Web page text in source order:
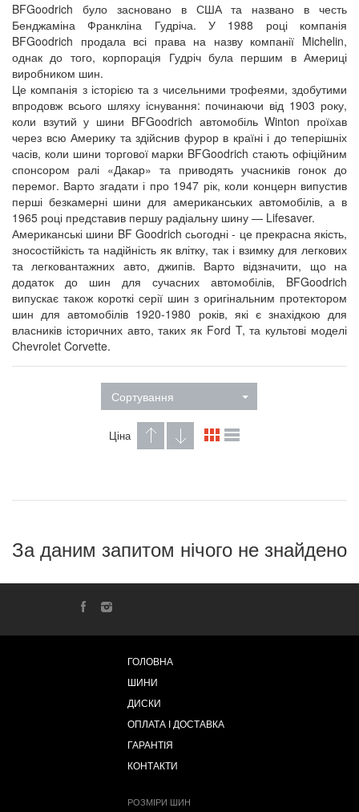
BFGoodrich було засновано в США та названо в честь
Бенджаміна Франкліна Гудріча. У 1988 році компанія
BFGoodrich продала всі права на назву компанії Michelin,
однак до того, корпорація Гудріч була першим в Америці
виробником шин.
Це компанія з історією та з чисельними трофеями, здобутими
впродовж всього шляху існування: починаючи від 1903 року,
коли взутий у шини BFGoodrich автомобіль Winton проїхав
через всю Америку та здійснив фурор в країні і до теперішніх
часів, коли шини торгової марки BFGoodrich стають офіційним
спонсором ралі «Дакар» та приводять учасників гонок до
перемог. Варто згадати і про 1947 рік, коли концерн випустив
перші безкамерні шини для американських автомобілів, а в
1965 році представив першу радіальну шину — Lifesaver.
Американські шини BF Goodrich сьогодні - це прекрасна якість,
зносостійкість та надійність як влітку, так і взимку для легкових
та легковантажних авто, джипів. Варто відзначити, що на
додаток до шин для сучасних автомобілів, BFGoodrich
випускає також короткі серії шин з оригінальним протектором
шин для автомобілів 1920-1980 років, які є знахідкою для
власників історичних авто, таких як Ford T, та культові моделі
Chevrolet Corvette.
Сортування
Ціна
За даним запитом нічого не знайдено
ГОЛОВНА
ШИНИ
ДИСКИ
ОПЛАТА І ДОСТАВКА
ГАРАНТІЯ
КОНТАКТИ
РОЗМІРИ ШИН